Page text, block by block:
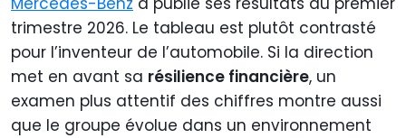
trimestre 2026. Le tableau est plutôt contrasté
pour l’inventeur de l’automobile. Si la direction
met en avant sa résilience financière, un
examen plus attentif des chiffres montre aussi
que le groupe évolue dans un environnement